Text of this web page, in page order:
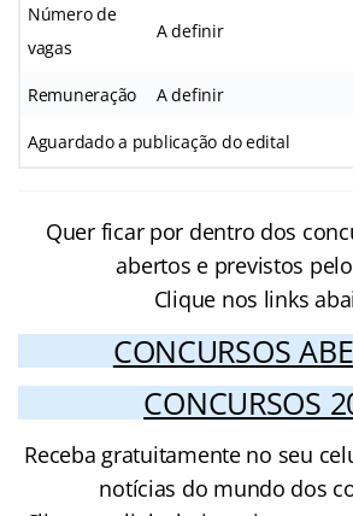
Número de
vagas
A definir
Remuneração A definir
Aguardado a publicação do edital
Quer ficar por dentro dos
abertos e previstos
Clique nos links
CONCURSOS
CONCURSOS
Receba gratuitamente no seu
notícias do mundo dos